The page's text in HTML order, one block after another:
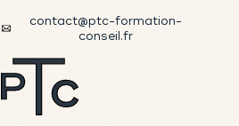
contact@ptc-formation-
conseil.fr